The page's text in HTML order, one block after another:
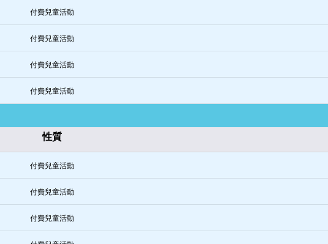
付費兒童活動
付費兒童活動
付費兒童活動
付費兒童活動
性質
付費兒童活動
付費兒童活動
付費兒童活動